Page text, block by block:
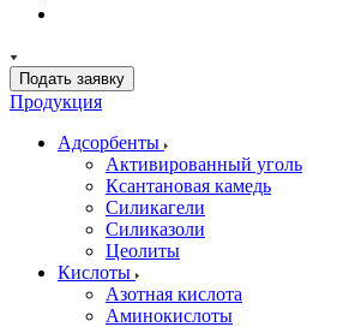
Подать заявку
Продукция
Адсорбенты
Активированный уголь
Ксантановая камедь
Силикагели
Силиказоли
Цеолиты
Кислоты
Азотная кислота
Аминокислоты